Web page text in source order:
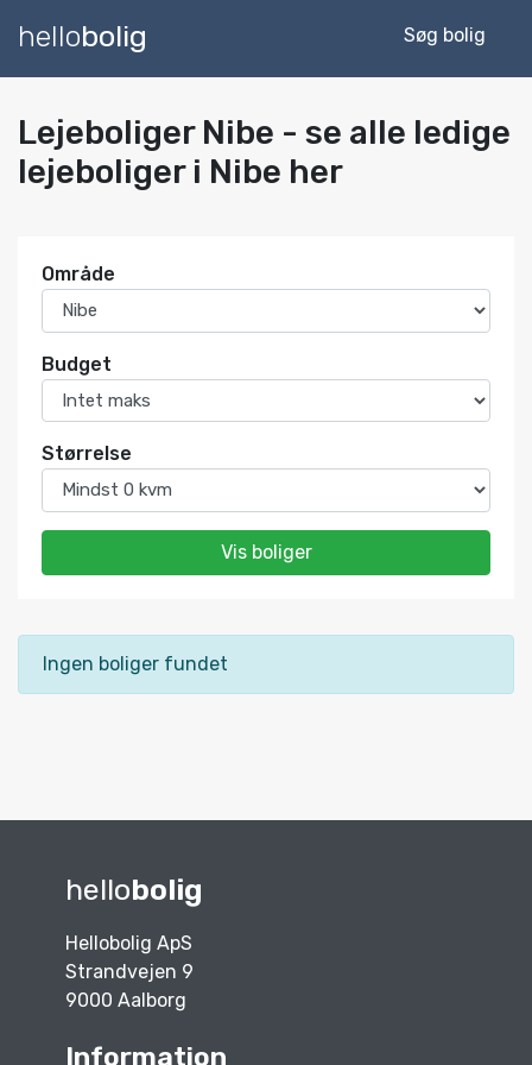
hellobolig Søg bolig
Lejeboliger Nibe - se alle ledige
lejeboliger i Nibe her
Område
Budget
Størrelse
Vis boliger
Ingen boliger fundet
hellobolig
Hellobolig ApS
Strandvejen 9
9000 Aalborg
Information